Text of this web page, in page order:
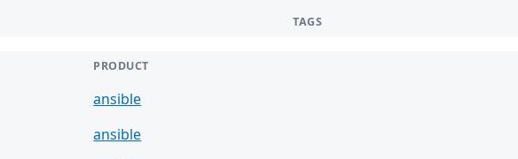
TAGS
PRODUCT
ansible
ansible